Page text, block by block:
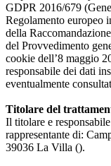
GDPR 2016/679
Regolamento europeo
della
del Provvedimento
cookie dell’8 maggio
responsabile dei dati
eventualmente
Titolare del
Il titolare e
rappresentante di:
39036 La Villa ().